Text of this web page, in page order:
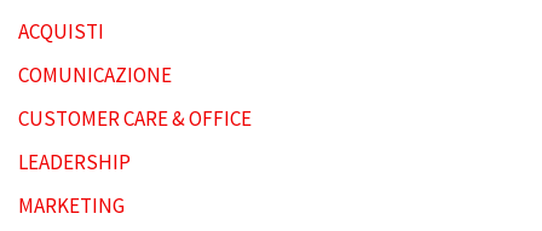
ACQUISTI
COMUNICAZIONE
CUSTOMER CARE & OFFICE
LEADERSHIP
MARKETING